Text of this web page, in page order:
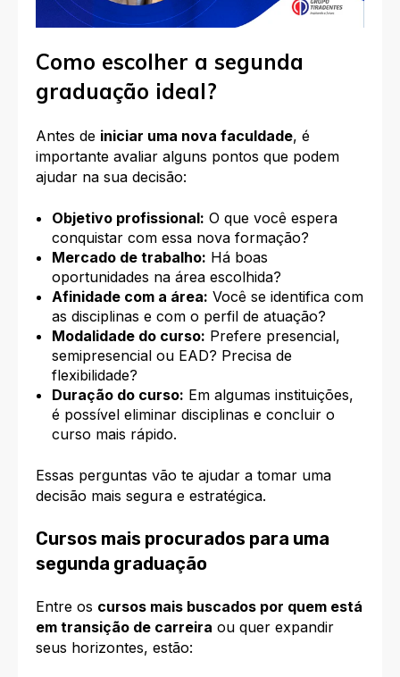
Como escolher a segunda
graduação ideal?
Antes de iniciar uma nova faculdade, é
importante avaliar alguns pontos que podem
ajudar na sua decisão:
Objetivo profissional: O que você espera
conquistar com essa nova formação?
Mercado de trabalho: Há boas
oportunidades na área escolhida?
Afinidade com a área: Você se identifica com
as disciplinas e com o perfil de atuação?
Modalidade do curso: Prefere presencial,
semipresencial ou EAD? Precisa de
flexibilidade?
Duração do curso: Em algumas instituições,
é possível eliminar disciplinas e concluir o
curso mais rápido.
Essas perguntas vão te ajudar a tomar uma
decisão mais segura e estratégica.
Cursos mais procurados para uma
segunda graduação
Entre os cursos mais buscados por quem está
em transição de carreira ou quer expandir
seus horizontes, estão: